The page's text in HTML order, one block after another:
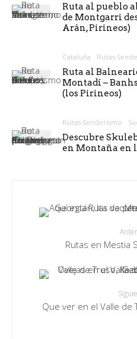
Ruta al pueblo
de Montgarri
Arán, Pirineos)
Cataluña Rutas-
Ruta al
Montadí –
(los Pirineos)
Rutas-Senderismo
Descubre
en Montaña en
Rutas en Mestia
Que ver en el Valle de